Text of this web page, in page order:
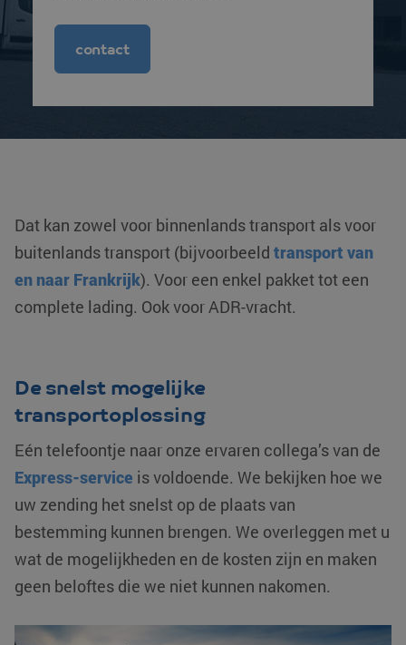
contact
Dat kan zowel voor binnenlands transport als voor
buitenlands transport (bijvoorbeeld transport van
en naar Frankrijk). Voor een enkel pakket tot een
complete lading. Ook voor ADR-vracht.
De snelst mogelijke
transportoplossing
Eén telefoontje naar onze ervaren collega’s van de
Express-service is voldoende. We bekijken hoe we
uw zending het snelst op de plaats van
bestemming kunnen brengen. We overleggen met u
wat de mogelijkheden en de kosten zijn en maken
geen beloftes die we niet kunnen nakomen.